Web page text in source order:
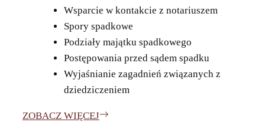
Wsparcie w kontakcie z notariuszem
Spory spadkowe
Podziały majątku spadkowego
Postępowania przed sądem spadku
Wyjaśnianie zagadnień związanych z
dziedziczeniem
ZOBACZ WIĘCEJ